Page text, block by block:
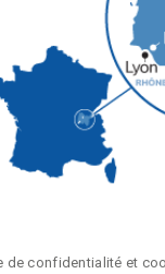
de confidentialité et